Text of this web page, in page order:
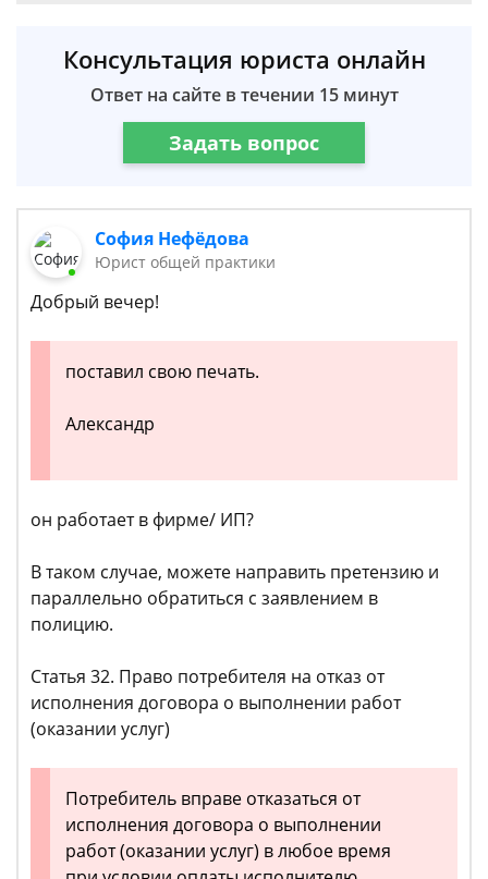
Консультация юриста онлайн
Ответ на сайте в течении 15 минут
Задать вопрос
София Нефёдова
Юрист общей практики
Добрый вечер!
поставил свою печать.
Александр
он работает в фирме/ ИП?
В таком случае, можете направить претензию и
параллельно обратиться с заявлением в
полицию.
Статья 32. Право потребителя на отказ от
исполнения договора о выполнении работ
(оказании услуг)
Потребитель вправе отказаться от
исполнения договора о выполнении
работ (оказании услуг) в любое время